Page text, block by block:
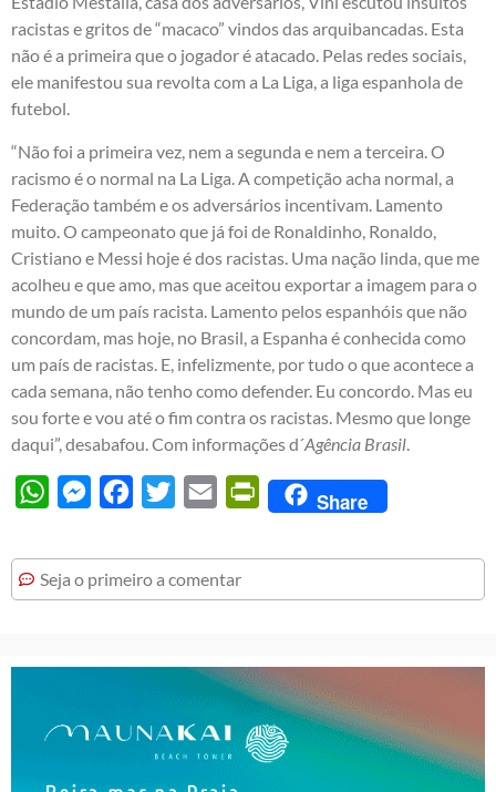
racistas e gritos de “macaco” vindos das arquibancadas. Esta
não é a primeira que o jogador é atacado. Pelas redes sociais,
ele manifestou sua revolta com a La Liga, a liga espanhola de
futebol.
“Não foi a primeira vez, nem a segunda e nem a terceira. O
racismo é o normal na La Liga. A competição acha normal, a
Federação também e os adversários incentivam. Lamento
muito. O campeonato que já foi de Ronaldinho, Ronaldo,
Cristiano e Messi hoje é dos racistas. Uma nação linda, que me
acolheu e que amo, mas que aceitou exportar a imagem para o
mundo de um país racista. Lamento pelos espanhóis que não
concordam, mas hoje, no Brasil, a Espanha é conhecida como
um país de racistas. E, infelizmente, por tudo o que acontece a
cada semana, não tenho como defender. Eu concordo. Mas eu
sou forte e vou até o fim contra os racistas. Mesmo que longe
daqui”, desabafou. Com informações d´Agência Brasil
WhatsAppMessengerFacebook
Twitter Email PrintFriendly
Share
Seja o primeiro a comentar